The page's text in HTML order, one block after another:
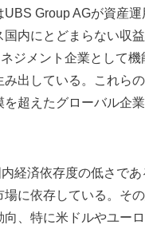
UBS Group AGが資産
国内にとどまらない収
ジメント企業として
出している。これら
超えたグローバル企
経済依存度の低さで
場に依存している。そ
、特に米ドルやユー